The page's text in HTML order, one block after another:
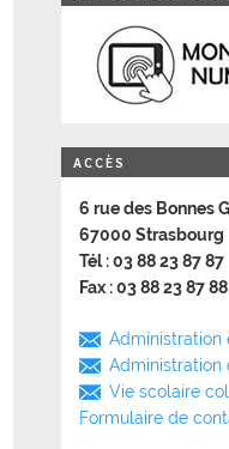
ACCÈS
6 rue des Bonnes
67000 Strasbourg
Tél : 03 88 23 87 87
Fax : 03 88 23 87 88
Administration
Vie scolaire
Formulaire de